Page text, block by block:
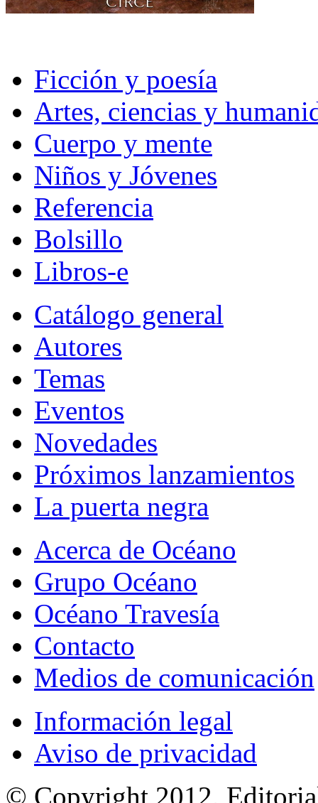
Ficción y poesía
Artes, ciencias y
Cuerpo y mente
Niños y Jóvenes
Referencia
Bolsillo
Libros-e
Catálogo general
Autores
Temas
Eventos
Novedades
Próximos lanzamientos
La puerta negra
Acerca de Océano
Grupo Océano
Océano Travesía
Contacto
Medios de comunicación
Información legal
Aviso de privacidad
© Copyright 2012,